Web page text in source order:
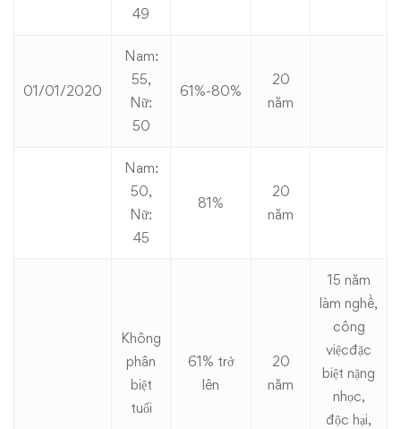
49
01/01/2020
Nam:
55,
Nữ:
50
61%-80%
20
năm
Nam:
50,
Nữ:
45
81%
20
năm
Không
phân
biệt
tuổi
61% trở
lên
20
năm
15 năm
làm nghề,
công
việcđặc
biệt nặng
nhọc,
độc hại,